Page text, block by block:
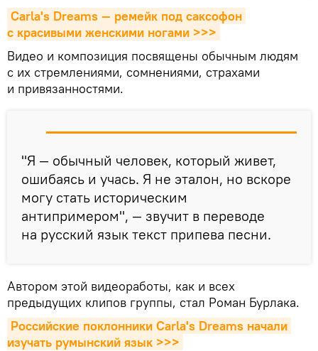
Carla's Dreams — ремейк под саксофон
с красивыми женскими ногами >>>
Видео и композиция посвящены обычным людям
с их стремлениями, сомнениями, страхами
и привязанностями.
"Я — обычный человек, который живет,
ошибаясь и учась. Я не эталон, но вскоре
могу стать историческим
антипримером", — звучит в переводе
на русский язык текст припева песни.
Автором этой видеоработы, как и всех
предыдущих клипов группы, стал Роман Бурлака.
Российские поклонники Carla's Dreams начали
изучать румынский язык >>>